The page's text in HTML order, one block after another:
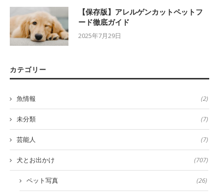
【保存版】アレルゲンカットペットフ
ード徹底ガイド
2025年7月29日
カテゴリー
魚情報 (2)
未分類 (7)
芸能人 (7)
犬とお出かけ (707)
ペット写真 (26)